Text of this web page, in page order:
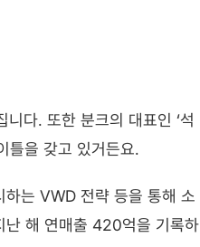
다. 또한 분크의 대표인 ‘석
틀을 갖고 있거든요.
하는 VWD 전략 등을 통해 소
난 해 연매출 420억을 기록하